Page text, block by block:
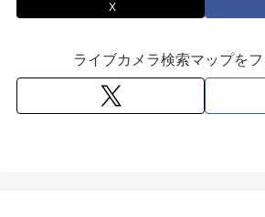
X
ライブカメラ検索マップを